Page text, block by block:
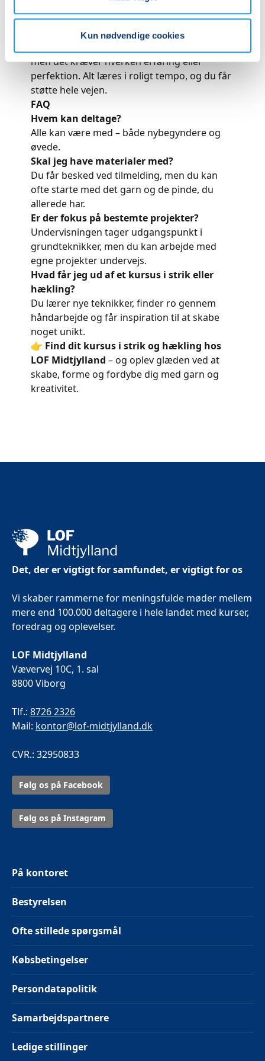
Kun nødvendige cookies
Der er plads til spørgsmål, fordybelse og
gode grin undervejs.
Måske tænker du, at du ikke er kreativ nok
men det kræver hverken erfaring eller
perfektion. Alt læres i roligt tempo, og du får
støtte hele vejen.
FAQ
Hvem kan deltage?
Alle kan være med – både nybegyndere og
øvede.
Skal jeg have materialer med?
Du får besked ved tilmelding, men du kan
ofte starte med det garn og de pinde, du
allerede har.
Er der fokus på bestemte projekter?
Undervisningen tager udgangspunkt i
grundteknikker, men du kan arbejde med
egne projekter undervejs.
Hvad får jeg ud af et kursus i strik eller
hækling?
Du lærer nye teknikker, finder ro gennem
håndarbejde og får inspiration til at skabe
noget unikt.
👉 Find dit kursus i strik og hækling hos
LOF Midtjylland – og oplev glæden ved at
skabe, forme og fordybe dig med garn og
kreativitet.
Det, der er vigtigt for samfundet, er vigtigt for os
Vi skaber rammerne for meningsfulde møder mellem
mere end 100.000 deltagere i hele landet med kurser,
foredrag og oplevelser.
LOF Midtjylland
Vævervej 10C, 1. sal
8800 Viborg
Tlf.: 8726 2326
Mail: kontor@lof-midtjylland.dk
CVR.: 32950833
Følg os på Facebook
Følg os på Instagram
På kontoret
Bestyrelsen
Ofte stillede spørgsmål
Købsbetingelser
Persondatapolitik
Samarbejdspartnere
Ledige stillinger